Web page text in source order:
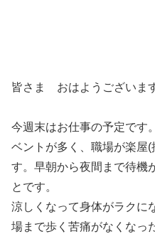
皆さま おはようございま
今週末はお仕事の予定です
ベントが多く、職場が楽屋
す。早朝から夜間まで待機
とです。
涼しくなって身体がラクに
場まで歩く苦痛がなくなっ